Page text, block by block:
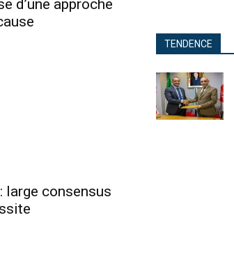
d’une approche
large consensus
TENDENCE